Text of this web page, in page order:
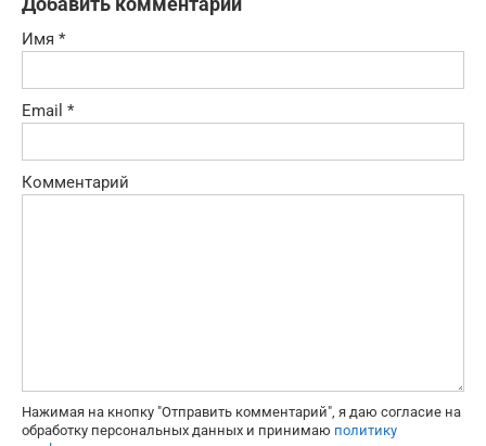
Имя *
Email *
Комментарий
Нажимая на кнопку "Отправить комментарий", я даю согласие на
обработку персональных данных и принимаю политику